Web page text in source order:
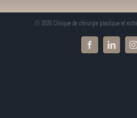
© 2025 Clinique de chirurgie plastique et
FacebookLinkedIn